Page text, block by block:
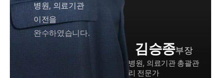
병원, 의료기관
이전을
완수하였습니다.
김승종부장
병원, 의료기관 총괄관
리 전문가